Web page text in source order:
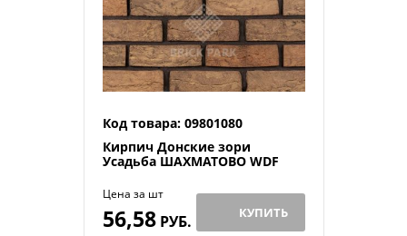
Код товара: 09801080
Кирпич Донские зори
Усадьба ШАХМАТОВО WDF
Цена за шт
56,58РУБ. КУПИТЬ